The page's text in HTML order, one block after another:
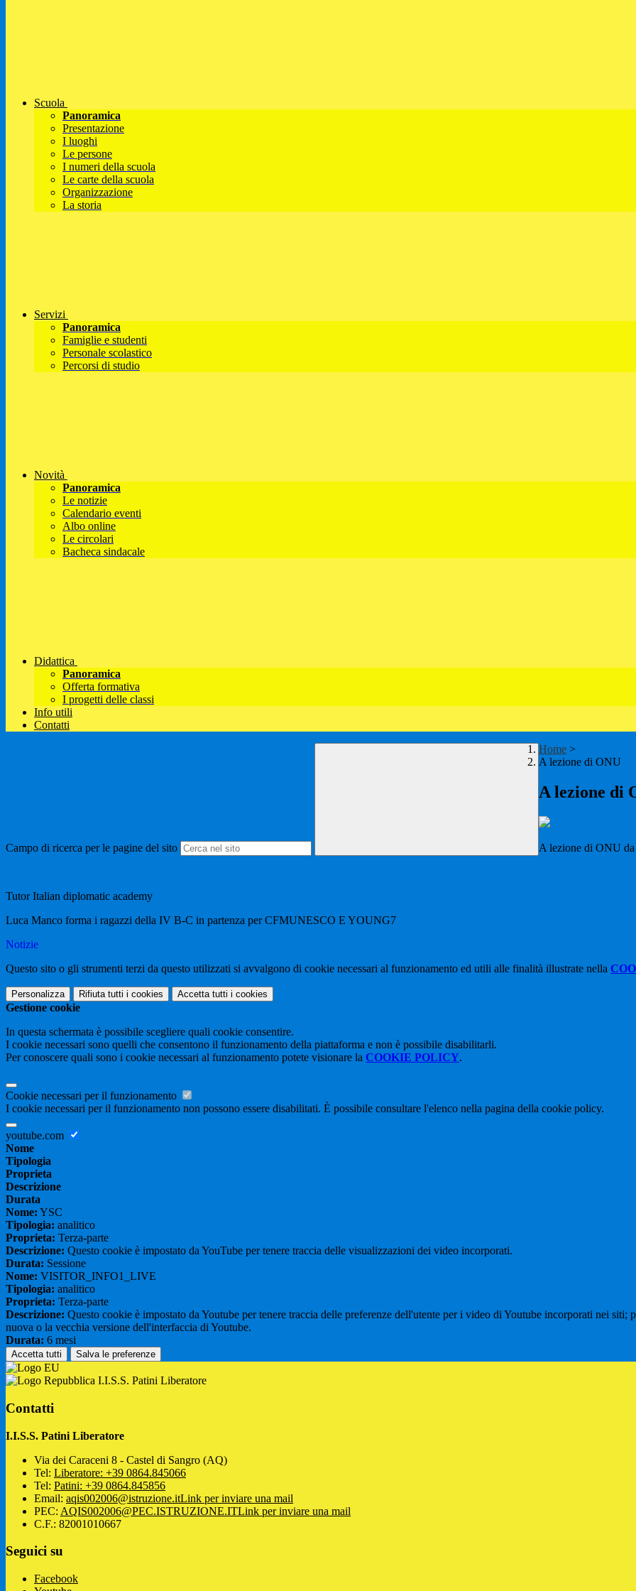
Scuola
Panoramica
Presentazione
I luoghi
Le persone
I numeri della scuola
Le carte della scuola
Organizzazione
La storia
Servizi
Panoramica
Famiglie e studenti
Personale scolastico
Percorsi di studio
Novità
Panoramica
Le notizie
Calendario eventi
Albo online
Le circolari
Bacheca sindacale
Didattica
Panoramica
Offerta formativa
I progetti delle classi
Info utili
Contatti
Campo di ricerca per le pagine del sito
Home >
A lezione di ONU
A lezione di
A lezione di ONU
Tutor Italian diplomatic academy
Luca Manco forma i ragazzi della IV B-C in partenza per CFMUNESCO E YOUNG7
Notizie
Questo sito o gli strumenti terzi da questo utilizzati si avvalgono di cookie necessari al funzionamento ed utili alle finalità illustrate nella
Personalizza Rifiuta tutti i cookies Accetta tutti i cookies
Gestione cookie
In questa schermata è possibile scegliere quali cookie consentire.
I cookie necessari sono quelli che consentono il funzionamento della piattaforma e non è possibile disabilitarli.
Per conoscere quali sono i cookie necessari al funzionamento potete visionare la COOKIE POLICY.
Cookie necessari per il funzionamento
I cookie necessari per il funzionamento non possono essere disabilitati. È possibile consultare l'elenco nella pagina della cookie policy.
youtube.com
Nome
Tipologia
Proprieta
Descrizione
Durata
Nome: YSC
Tipologia: analitico
Proprieta: Terza-parte
Descrizione: Questo cookie è impostato da YouTube per tenere traccia delle visualizzazioni dei video incorporati.
Durata: Sessione
Nome: VISITOR_INFO1_LIVE
Tipologia: analitico
Proprieta: Terza-parte
Descrizione: Questo cookie è impostato da Youtube per tenere traccia delle preferenze dell'utente per i video di Youtube incorporati nei
nuova o la vecchia versione dell'interfaccia di Youtube.
Durata: 6 mesi
Accetta tutti Salva le preferenze
I.I.S.S. Patini Liberatore
Contatti
I.I.S.S. Patini Liberatore
Via dei Caraceni 8 - Castel di Sangro (AQ)
Tel: Liberatore: +39 0864.845066
Tel: Patini: +39 0864.845856
Email: aqis002006@istruzione.itLink per inviare una mail
PEC: AQIS002006@PEC.ISTRUZIONE.ITLink per inviare una mail
C.F.: 82001010667
Seguici su
Facebook